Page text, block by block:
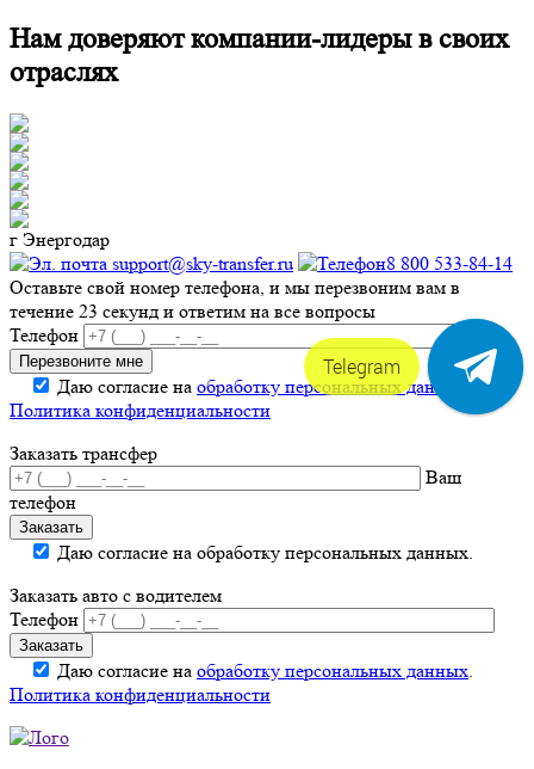
Нам доверяют компании-лидеры в своих
отраслях
г Энергодар
support@sky-transfer.ru
8 800 533-84-14
Оставьте свой номер телефона, и мы перезвоним вам в
течение 23 секунд и ответим на все вопросы
Телефон
Даю согласие на обработку персональных данных.
Политика конфиденциальности
Заказать трансфер
Ваш
телефон
Даю согласие на обработку персональных данных.
Заказать авто с водителем
Телефон
Даю согласие на обработку персональных данных.
Политика конфиденциальности
Telegram